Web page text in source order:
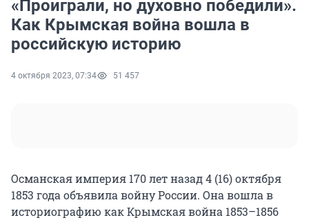
«Проиграли, но духовно победили».
Как Крымская война вошла в
российскую историю
4 октября 2023, 07:34 51 457
Османская империя 170 лет назад 4 (16) октября
1853 года объявила войну России. Она вошла в
историографию как Крымская война 1853–1856